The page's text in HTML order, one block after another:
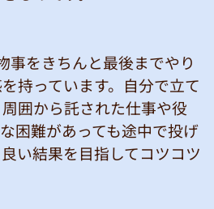
事をきちんと最後までやり
持っています。自分で立て
囲から託された仕事や役
困難があっても途中で投げ
い結果を目指してコツコツ